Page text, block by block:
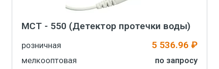
MCT - 550 (Детектор протечки воды)
розничная 5 536.96 ₽
мелкооптовая
по запросу